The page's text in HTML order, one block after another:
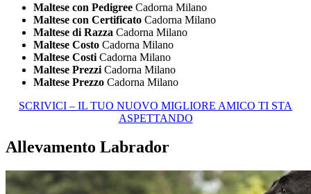
Maltese con Pedigree Cadorna Milano
Maltese con Certificato Cadorna Milano
Maltese di Razza Cadorna Milano
Maltese Costo Cadorna Milano
Maltese Costi Cadorna Milano
Maltese Prezzi Cadorna Milano
Maltese Prezzo Cadorna Milano
SCRIVICI – IL TUO NUOVO MIGLIORE AMICO TI STA
ASPETTANDO
Allevamento Labrador